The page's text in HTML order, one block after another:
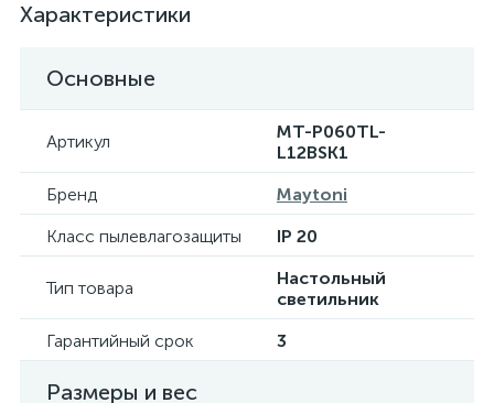
Характеристики
Основные
Артикул
MT-P060TL-
L12BSK1
Бренд
Maytoni
Класс пылевлагозащиты
IP 20
Тип товара
Настольный
светильник
Гарантийный срок
3
Размеры и вес